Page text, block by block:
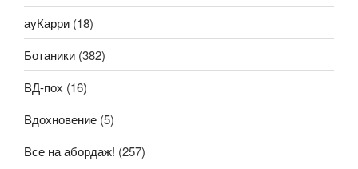
ауКарри (18)
Ботаники (382)
ВД-пох (16)
Вдохновение (5)
Все на абордаж! (257)